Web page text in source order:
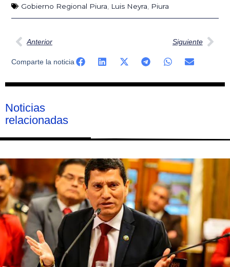
Gobierno Regional Piura Luis Neyra Piura
Ant
Anterior Siguiente
Comparte la noticia
Noticias
relacionadas
Página
Página
Página
Página
Página